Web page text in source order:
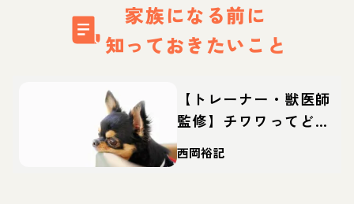
家族になる前に
知っておきたいこと
【トレーナー・獣医師
監修】チワワってどん
な犬？性格・特徴・育
て方・迎え方
西岡裕記